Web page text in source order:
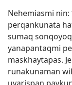
Nehemiasmi nin:
perqankunata
sumaq
yanapantaqmi
maskhaytapas.
runakunaman